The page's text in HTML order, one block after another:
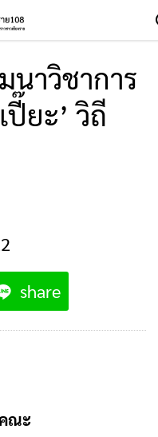
นาวิชาการ
ยะ’ วิถี
share
ณะ